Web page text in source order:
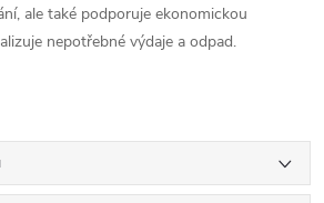
ale také podporuje ekonomickou
nepotřebné výdaje a odpad.